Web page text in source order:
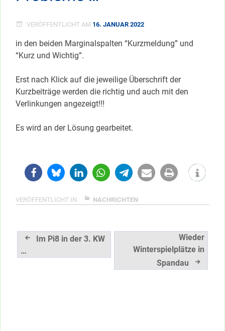
VERÖFFENTLICHT AM 16. JANUAR 2022
in den beiden Marginalspalten “Kurzmeldung” und
“Kurz und Wichtig”.
Erst nach Klick auf die jeweilige Überschrift der
Kurzbeiträge werden die richtig und auch mit den
Verlinkungen angezeigt!!!
Es wird an der Lösung gearbeitet.
VERÖFFENTLICHT IN NACHRICHTEN
Beitragsnavigation
Im Pi8 in der 3. KW
…
Wieder
Winterspielplätze in
Spandau